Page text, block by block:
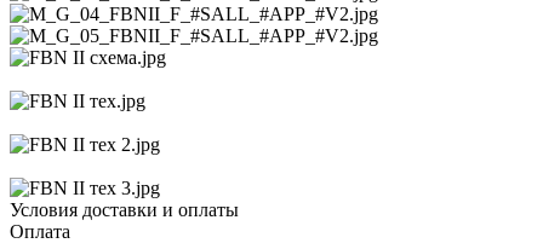
Условия доставки и оплаты
Оплата